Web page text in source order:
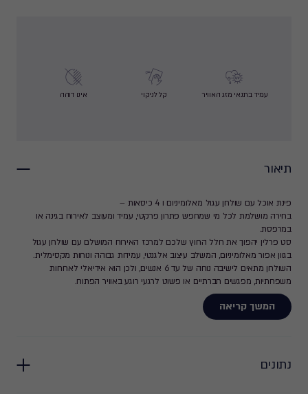
עמיד בתנאי מזג האוויר קל לניקוי אינו דוהה
תיאור
פינת אוכל עם שולחן עגול מאלומיניום ו 4 כיסאות –
בחירה מושלמת לכל מי שמחפש פתרון פרקטי, עמיד ומעוצב לאירוח בגינה או
במרפסת.
סט פרלין יהפוך את חלל החוץ שלכם למרכז האירוח המושלם עם שולחן עגול
בגוון אפור מאלומיניום, המשלב עיצוב אלגנטי, עמידות גבוהה ונוחות מקסימלית.
השולחן מתאים לישיבה נוחה של עד 6 אנשים, ולכן הוא אידיאלי לארוחות
משפחתיות, מפגשים חברתיים או פשוט לרגעי רוגע באוויר הפתוח.
הכיסאות בעיצוב מודרני עם משענות ידיים ותמיכה מושלמת לישיבה ממושכת. הם
עשויים מחומרים איכותיים ועמידים בפני תנאי מזג אוויר, מה שהופך אותם
לאידיאליים לשימוש גם בתוך הבית וגם בחוץ.
• חומרי גלם איכותיים: עשוי מאלומיניום עמיד וקל משקל, המבטיח עמידות בפני
המשך קריאה
נתונים